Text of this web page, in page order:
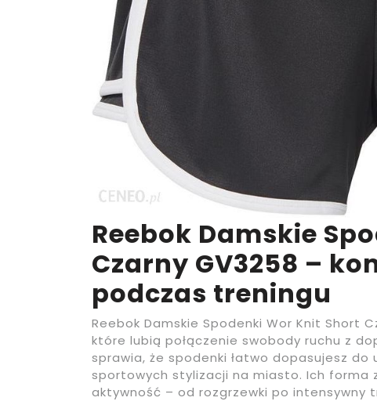
Reebok Damskie
Czarny GV3258 –
podczas treningu
Reebok Damskie Spodenki Wor Knit Short
które lubią połączenie swobody ruchu z
sprawia, że spodenki łatwo dopasujesz
sportowych stylizacji na miasto. Ich forma
aktywność – od rozgrzewki po intensywny